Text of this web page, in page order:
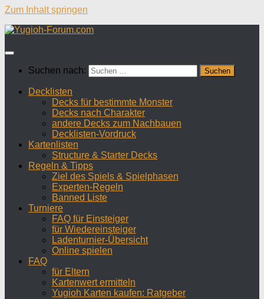
Zum Inhalt springen
Suchen nach:
Decklisten
Decks für bestimmte Monster
Decks nach Charakter
andere Decks zum Nachbauen
Decklisten-Vordruck
Kartenlisten
Structure & Starter Decks
Regeln & Tipps
Ziel des Spiels & Spielphasen
Experten-Regeln
Banned Liste
Turniere
FAQ für Einsteiger
für Wiedereinsteiger
Ladenturnier-Übersicht
Online spielen
FAQ
für Eltern
Kartenwert ermitteln
Yugioh Karten kaufen: Ratgeber